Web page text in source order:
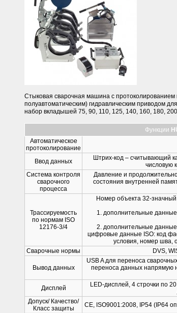
Стыковая сварочная машина с
полуавтоматическим) гидравлическим приводом
набор вкладышей 75, 90, 110, 125, 140, 160, 180,
Функции
Автоматическое
протоколирование
Ввод данных
Штрих-код – считывающий
числовую
Система контроля
сварочного
процесса
Давление и
состояния внутренней
Трассируемость
по нормам ISO
12176-3/4
Номер объекта 32-значный
1. дополнительные
2. дополнительные
цифровые данные ISO: код
условия, номер шва,
Сварочные нормы
DVS,
Вывод данных
USB A для переноса
переноса данных напрямую
Дисплей
LED-дисплей, 4 строчки по
Допуск/ Качество/
Класс защиты
CE, ISO9001:2008, IP54 (IP64